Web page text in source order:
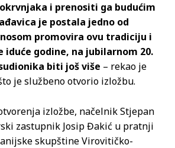
i prenositi ga budućim
je postala jedno od
promovira ovu tradiciju i
iduće godine, na jubilarnom 20.
biti još više – rekao je
je službeno otvorio izložbu.
izložbe, načelnik Stjepan
zastupnik Josip Đakić u pratnji
skupštine Virovitičko-